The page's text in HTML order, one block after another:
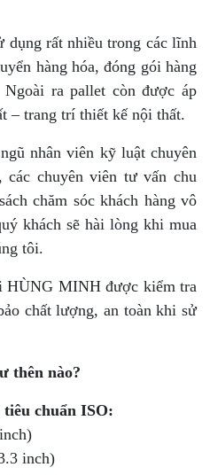
dụng rất nhiều trong các lĩnh
hàng hóa, đóng gói hàng
ra pallet còn được áp
– trang trí thiết kế nội thất.
nhân viên kỹ luật chuyên
các chuyên viên tư vấn chu
chăm sóc khách hàng vô
khách sẽ hài lòng khi mua
tôi.
HÙNG MINH được kiểm tra
chất lượng, an toàn khi sử
thên nào?
chuẩn ISO:
inch)